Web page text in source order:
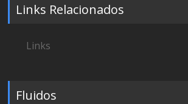
Links Relacionados
Links
Fluidos